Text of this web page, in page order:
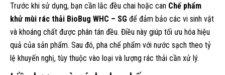
Trước khi sử dụng, bạn cần lắc đều chai hoặc can Chế phẩm
khử mùi rác thải BioBug WHC – SG để đảm bảo các vi sinh vật
và khoáng chất được phân tán đều. Điều này giúp tối ưu hóa hiệu
quả của sản phẩm. Sau đó, pha chế phẩm với nước sạch theo tỷ
lệ khuyến nghị, tùy thuộc vào loại và lượng rác thải cần xử lý.